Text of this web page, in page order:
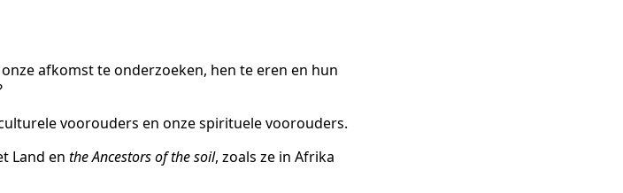
afkomst te onderzoeken, hen te eren en hun
voorouders en onze spirituele voorouders.
Land en the Ancestors of the soil, zoals ze in Afrika